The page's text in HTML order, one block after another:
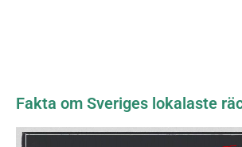
Fakta om Sveriges lokalaste